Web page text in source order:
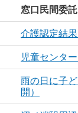
窓口民間委
介護認定結
児童センタ
雨の日に子
開）